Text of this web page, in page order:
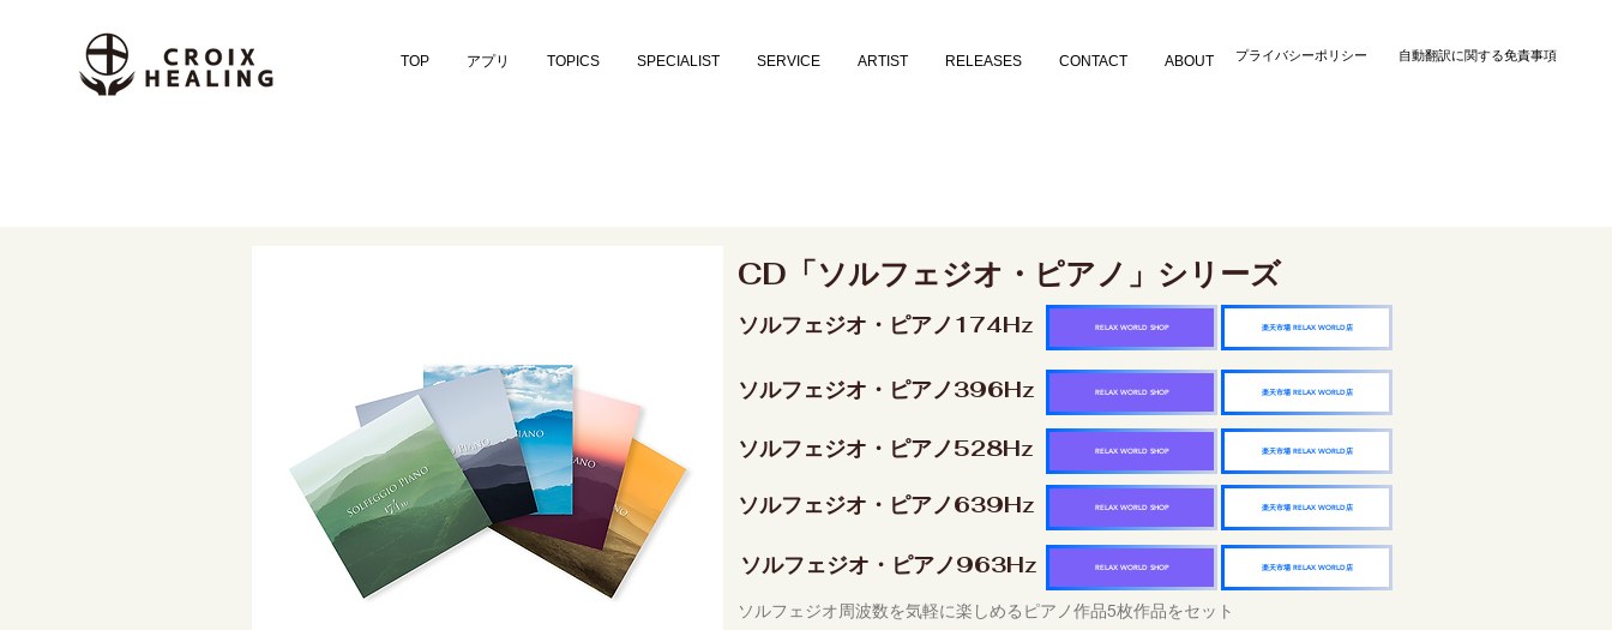
TOP アプリ TOPICS SPECIALIST SERVICE ARTIST RELEASES CONTACT ABOUT ​プライバシーポリシー 自動翻訳に関する免責事項
CD「ソルフェジオ・ピアノ」シリーズ
ソルフェジオ・ピアノ174Hz 楽天市場 RELAX WORLD店
RELAX WORLD SHOP
ソルフェジオ・ピアノ396Hz 楽天市場 RELAX WORLD店
RELAX WORLD SHOP
ソルフェジオ・ピアノ528Hz 楽天市場 RELAX WORLD店
RELAX WORLD SHOP
ソルフェジオ・ピアノ639Hz 楽天市場 RELAX WORLD店
RELAX WORLD SHOP
ソルフェジオ・ピアノ963Hz 楽天市場 RELAX WORLD店
RELAX WORLD SHOP
ソルフェジオ周波数を気軽に楽しめるピアノ作品5枚作品をセット